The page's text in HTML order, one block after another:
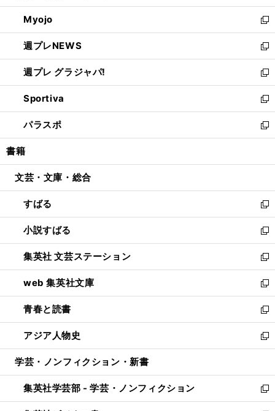
開
く
ウ
で
開
く
ン
ド
ウ
で
開
く
ウ
ィ
ン
ド
ウ
で
開
く
Myojo
新
し
い
ウ
ィ
ン
ド
ウ
で
開
週プレNEWS
新
し
い
ウ
ィ
ン
ド
ウ
開
週プレ グラジャパ!
新
し
い
ウ
ィ
ン
ウ
開
く
Sportiva
新
し
い
ウ
ン
ウ
で
開
く
パラスポ
新
し
ウ
ン
ド
ウ
で
開
く
書籍
文芸・文庫・総合
すばる
新
し
い
ウ
ィ
ン
ド
ウ
で
開
く
小説すばる
新
し
い
ウ
ィ
ン
ド
ウ
で
開
集英社 文芸ステーション
新
し
い
ウ
ィ
ン
ド
ウ
開
く
web 集英社文庫
新
し
い
ウ
ィ
ン
ウ
で
開
青春と読書
新
し
い
ウ
ン
ド
ウ
アジア人物史
新
し
ウ
ィ
ン
学芸・ノンフィクション・新書
集英社学芸部 - 学芸・ノンフィクション
新
し